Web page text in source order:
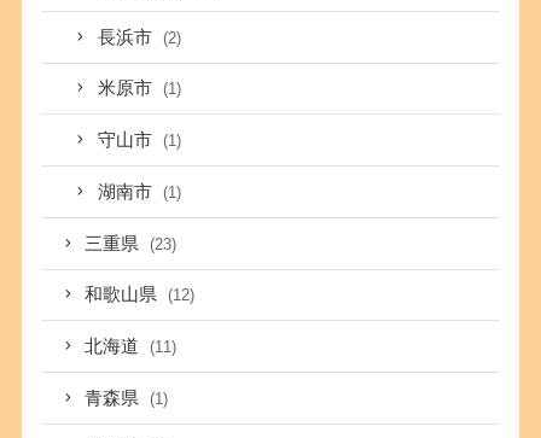
長浜市 (2)
米原市 (1)
守山市 (1)
湖南市 (1)
三重県 (23)
和歌山県 (12)
北海道 (11)
青森県 (1)